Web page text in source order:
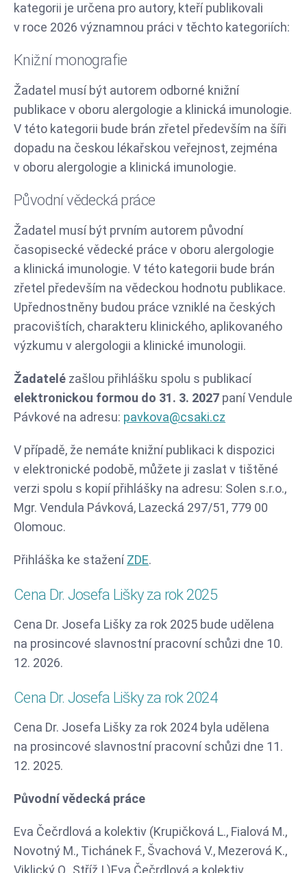
kategorii je určena pro autory, kteří publikovali
v roce 2026 významnou práci v těchto kategoriích:
Knižní monografie
Žadatel musí být autorem odborné knižní
publikace v oboru alergologie a klinická imunologie.
V této kategorii bude brán zřetel především na šíři
dopadu na českou lékařskou veřejnost, zejména
v oboru alergologie a klinická imunologie.
Původní vědecká práce
Žadatel musí být prvním autorem původní
časopisecké vědecké práce v oboru alergologie
a klinická imunologie. V této kategorii bude brán
zřetel především na vědeckou hodnotu publikace.
Upřednostněny budou práce vzniklé na českých
pracovištích, charakteru klinického, aplikovaného
výzkumu v alergologii a klinické imunologii.
Žadatelé zašlou přihlášku spolu s publikací
elektronickou formou do 31. 3. 2027 paní Vendule
Pávkové na adresu: pavkova@csaki.cz
V případě, že nemáte knižní publikaci k dispozici
v elektronické podobě, můžete ji zaslat v tištěné
verzi spolu s kopií přihlášky na adresu: Solen s.r.o.,
Mgr. Vendula Pávková, Lazecká 297/51, 779 00
Olomouc.
Přihláška ke staženíZDE.
Cena Dr. Josefa Lišky za rok 2025
Cena Dr. Josefa Lišky za rok 2025 bude udělena
na prosincové slavnostní pracovní schůzi dne 10.
12. 2026.
Cena Dr. Josefa Lišky za rok 2024
Cena Dr. Josefa Lišky za rok 2024 byla udělena
na prosincové slavnostní pracovní schůzi dne 11.
12. 2025.
Původní vědecká práce
Eva Čečrdlová a kolektiv (Krupičková L., Fialová M.,
Novotný M., Tichánek F., Švachová V., Mezerová K.,
Viklický O., Stříž I.)Eva Čečrdlová a kolektiv